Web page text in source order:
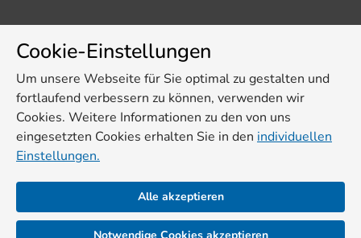
Cookie-Einstellungen
Um unsere Webseite für Sie optimal zu gestalten und
fortlaufend verbessern zu können, verwenden wir
Cookies. Weitere Informationen zu den von uns
eingesetzten Cookies erhalten Sie in den individuellen
Einstellungen.
Alle akzeptieren